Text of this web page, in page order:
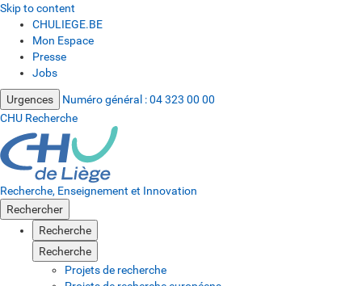
Skip to content
CHULIEGE.BE
Mon Espace
Presse
Jobs
Urgences Numéro général :04 323 00 00
CHU Recherche
Recherche, Enseignement et Innovation
Rechercher
Recherche
Recherche
Projets de recherche